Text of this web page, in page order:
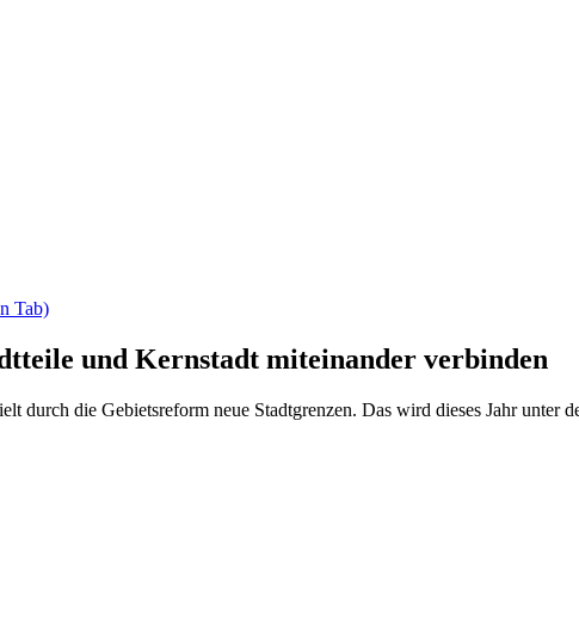
Tab)
und Kernstadt miteinander verbinden
die Gebietsreform neue Stadtgrenzen. Das wird dieses Jahr unter